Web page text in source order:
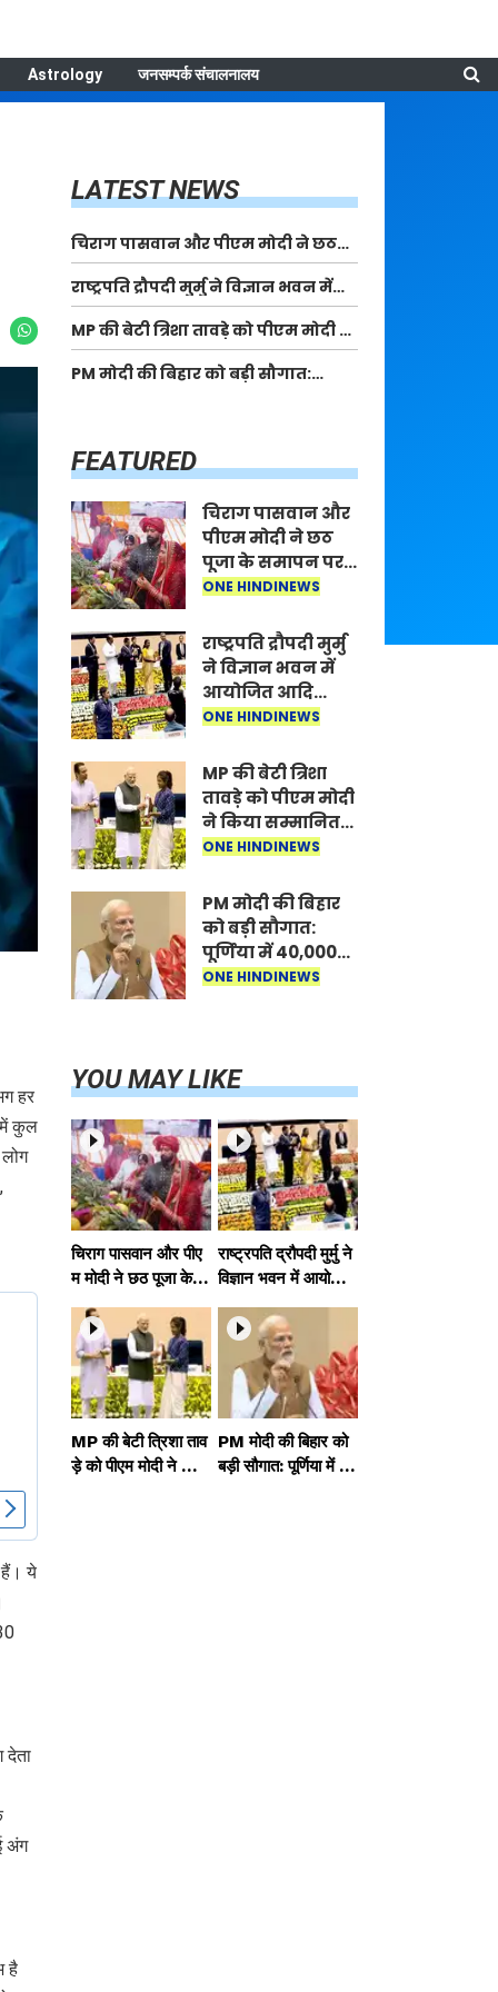
Astrology जनसम्पर्क संचालनालय
हर
में कुल
हैं। ये
देता
अंग
है
LATEST NEWS
चिराग पासवान और पीएम मोदी ने छठ
पूजा के समापन पर देशवासियों को दी
शुभकामनाएं, छठी मैया से देश की समृद्धि
की कामना की
राष्ट्रपति द्रौपदी मुर्मु ने विज्ञान भवन में
आयोजित आदि कर्मयोगी अभियान पर
राष्ट्रीय कॉन्क्लेव में मध्यप्रदेश को
सम्मानित किया
MP की बेटी त्रिशा तावड़े को पीएम मोदी ने
किया सम्मानित, राष्ट्रीय स्तर पर लहराया
कौशल विकास का परचम
PM मोदी की बिहार को बड़ी सौगात:
FEATURED
चिराग पासवान और
पीएम मोदी ने छठ
पूजा के समापन पर
देशवासियों को दी
मैया से देश की
समृद्धि की
कामना की
ONE HINDINEWS
राष्ट्रपति द्रौपदी मुर्मु
ने विज्ञान भवन में
आयोजित आदि
कर्मयोगी अभियान
में मध्यप्रदेश को
सम्मानित किया
ONE HINDINEWS
MP की बेटी त्रिशा
तावड़े को पीएम मोदी
ने किया सम्मानित,
राष्ट्रीय स्तर पर
विकास का परचम
ONE HINDINEWS
PM मोदी की बिहार
को बड़ी सौगात:
पूर्णिया में 40,000
करोड़ की विकास
का नया युग शुरू
ONE HINDINEWS
YOU MAY LIKE
चिराग पासवान और पीए
म मोदी ने छठ पूजा के स
मापन पर देशवासियों को
दी शुभकामनाएं, छठी
मैया से देश की समृद्धि की
कामना की
राष्ट्रपति द्रौपदी मुर्मु ने
विज्ञान भवन में आयोजित
आदि कर्मयोगी अभियान
पर राष्ट्रीय कॉन्क्लेव में
मध्यप्रदेश को सम्मानित
किया
MP की बेटी त्रिशा ताव
ड़े को पीएम मोदी ने किया
PM मोदी की बिहार को
बड़ी सौगात: पूर्णिया में 4